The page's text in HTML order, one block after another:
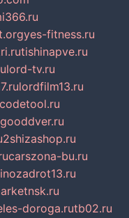
yes-fitness.ru
tishinapve.ru
lord-tv.ru
lordfilm13.ru
codetool.ru
gooddver.ru
2shizashop.ru
carszona-bu.ru
doroga.rutb02.ru